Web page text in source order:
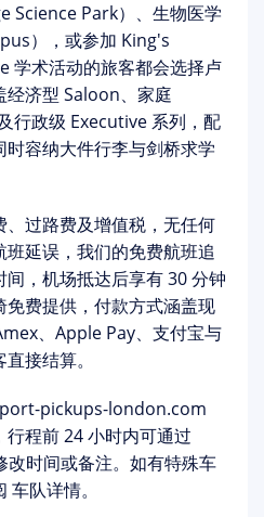
Science Park）、生物医学
），或参加 King's
学术活动的旅客都会选择卢
经济型 Saloon、家庭
行政级 Executive 系列，配
容纳大件行李与剑桥求学
、过路费及增值税 ，无任何
延误，我们的免费航班追
，机场抵达后享有 30 分钟
费提供，付款方式涵盖现
、Apple Pay、支付宝与
接结算。
pickups-london.com
程前 24 小时内可通过
改时间或备注。如有特殊车
车队详情。